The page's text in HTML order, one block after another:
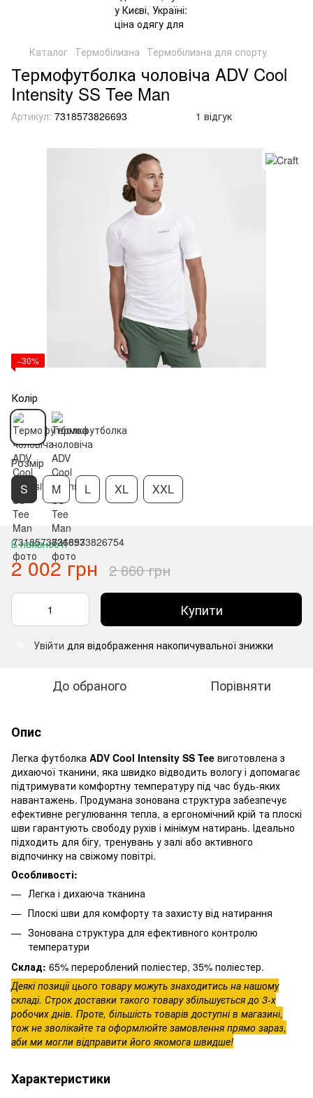
Каталог Термобілизна Термобілизна для спорту
Термофутболка чоловіча ADV Cool
Intensity SS Tee Man
Артикул: 7318573826693 1 відгук
−30%
Колір
Розмір
S M L XL XXL
В наявності
2 002 грн 2 860 грн
Купити
Увійти для відображення накопичувальної знижки
До обраного Порівняти
Опис
Легка футболка ADV Cool Intensity SS Tee виготовлена з
дихаючої тканини, яка швидко відводить вологу і допомагає
підтримувати комфортну температуру під час будь-яких
навантажень. Продумана зонована структура забезпечує
ефективне регулювання тепла, а ергономічний крій та плоскі
шви гарантують свободу рухів і мінімум натирань. Ідеально
підходить для бігу, тренувань у залі або активного
відпочинку на свіжому повітрі.
Особливості:
Легка і дихаюча тканина
Плоскі шви для комфорту та захисту від натирання
Зонована структура для ефективного контролю
температури
Склад: 65% перероблений поліестер, 35% поліестер.
Деякі позиції цього товару можуть знаходитись на нашому
складі. Строк доставки такого товару збільшується до 3-х
робочих днів. Проте, більшість товарів доступні в магазині,
тож не зволікайте та оформлюйте замовлення прямо зараз,
аби ми могли відправити його якомога швидше!
Характеристики